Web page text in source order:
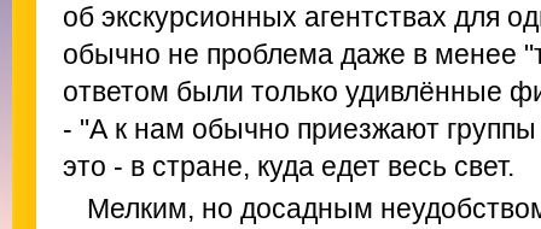
об экскурсионных агентствах для
обычно не проблема даже в менее
ответом были только удивлённые
- "А к нам обычно приезжают
это - в стране, куда едет весь свет.
Мелким, но досадным